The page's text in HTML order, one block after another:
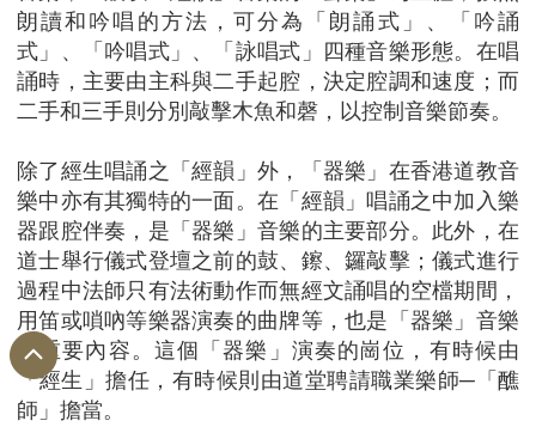
朗讀和吟唱的方法，可分為「朗誦式」、「吟誦
式」、「吟唱式」、「詠唱式」四種音樂形態。在唱
誦時，主要由主科與二手起腔，決定腔調和速度；而
二手和三手則分別敲擊木魚和磬，以控制音樂節奏。
除了經生唱誦之「經韻」外，「器樂」在香港道教音
樂中亦有其獨特的一面。在「經韻」唱誦之中加入樂
器跟腔伴奏，是「器樂」音樂的主要部分。此外，在
道士舉行儀式登壇之前的鼓、鑔、鑼敲擊；儀式進行
過程中法師只有法術動作而無經文誦唱的空檔期間，
用笛或嗩吶等樂器演奏的曲牌等，也是「器樂」音樂
的重要內容。這個「器樂」演奏的崗位，有時候由
「經生」擔任，有時候則由道堂聘請職業樂師─「醮
師」擔當。